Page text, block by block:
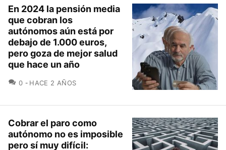
En 2024 la pensión media
que cobran los
autónomos aún está por
debajo de 1.000 euros,
pero goza de mejor salud
que hace un año
0 COMENTARIOS
HACE 2 AÑOS
Cobrar el paro como
autónomo no es imposible
pero sí muy difícil: